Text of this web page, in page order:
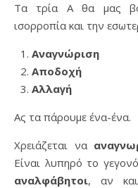
Τα τρία Α θα μας
ισορροπία και την
Αναγνώριση
Αποδοχή
Αλλαγή
Ας τα πάρουμε ένα-ένα.
Χρειάζεται να
Είναι λυπηρό το
αναλφάβητοι, αν